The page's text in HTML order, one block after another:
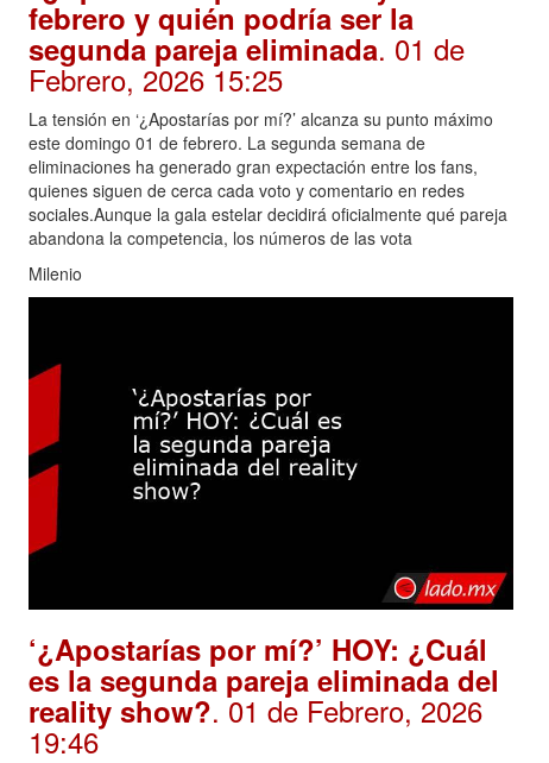
febrero y quién podría ser la
segunda pareja eliminada. 01 de
Febrero, 2026 15:25
La tensión en ‘¿Apostarías por mí?’ alcanza su punto máximo
este domingo 01 de febrero. La segunda semana de
eliminaciones ha generado gran expectación entre los fans,
quienes siguen de cerca cada voto y comentario en redes
sociales.Aunque la gala estelar decidirá oficialmente qué pareja
abandona la competencia, los números de las vota
Milenio
‘¿Apostarías por mí?’ HOY: ¿Cuál
es la segunda pareja eliminada del
reality show?. 01 de Febrero, 2026
19:46